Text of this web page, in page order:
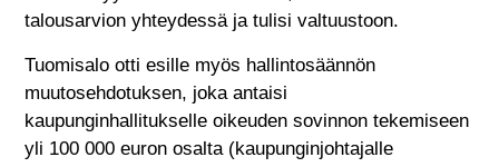
talousarvion yhteydessä ja tulisi valtuustoon.
Tuomisalo otti esille myös hallintosäännön
muutosehdotuksen, joka antaisi
kaupunginhallitukselle oikeuden sovinnon tekemiseen
yli 100 000 euron osalta (kaupunginjohtajalle